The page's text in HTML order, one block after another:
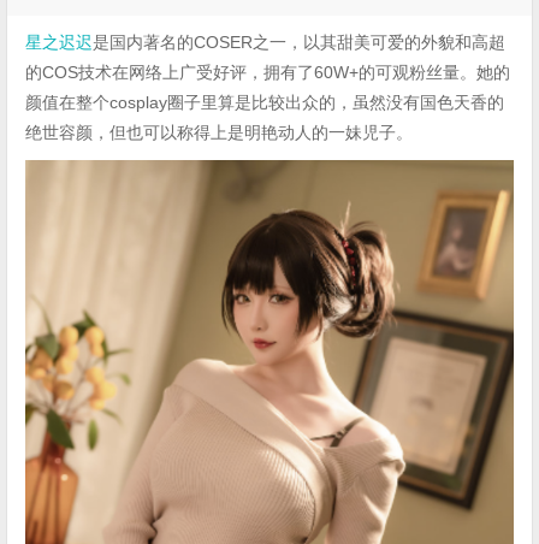
星之迟迟是国内著名的COSER之一，以其甜美可爱的外貌和高超
的COS技术在网络上广受好评，拥有了60W+的可观粉丝量。她的
颜值在整个cosplay圈子里算是比较出众的，虽然没有国色天香的
绝世容颜，但也可以称得上是明艳动人的一妹児子。